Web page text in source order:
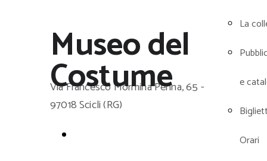
La
e
Orari
Museo del
Costume
Via Francesco Mormina Penna, 65 -
97018 Scicli (RG)